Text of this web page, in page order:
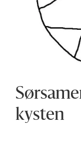
kysten